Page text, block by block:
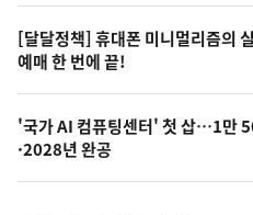
오
늘
의
사
진
[달달정책] 휴대폰 미니멀리즘의
예매 한 번에 끝!
'국가 AI 컴퓨팅센터' 첫 삽…1만
·2028년 완공